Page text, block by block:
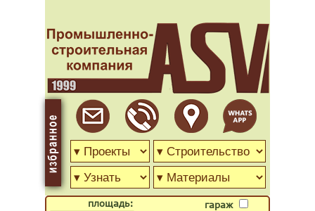
гараж
площадь: